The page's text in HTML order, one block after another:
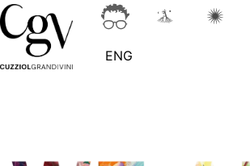
ENG